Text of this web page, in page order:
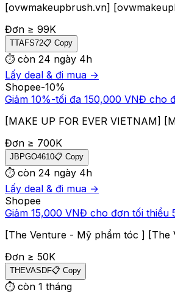
[ovwmakeupbrush.vn]
Đơn ≥ 99K
TTAFS72📋 Copy
⏱ còn 24 ngày 4h
Lấy deal & đi mua →
Shopee-10%
Giảm 10%-tối đa 150,000 VNĐ cho
[MAKE UP FOR EVER VIETNAM]
Đơn ≥ 700K
JBPGO4610📋 Copy
⏱ còn 24 ngày 4h
Lấy deal & đi mua →
Shopee
Giảm 15,000 VNĐ cho đơn tối thiểu
[The Venture - Mỹ phẩm tóc ]
Đơn ≥ 50K
THEVASDF📋 Copy
⏱ còn 1 tháng